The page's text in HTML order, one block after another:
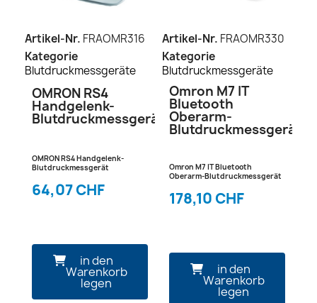
Artikel-Nr. FRAOMR316
Kategorie
Blutdruckmessgeräte
OMRON RS4
Handgelenk-
Blutdruckmessgerät
OMRON RS4 Handgelenk-
Blutdruckmessgerät
64,07 CHF
in den
Warenkorb
legen
Artikel-Nr. FRAOMR330
Kategorie
Blutdruckmessgeräte
Omron M7 IT
Bluetooth
Oberarm-
Blutdruckmessgerät
Omron M7 IT Bluetooth
Oberarm-Blutdruckmessgerät
178,10 CHF
in den
Warenkorb
legen